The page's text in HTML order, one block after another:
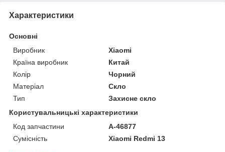
Характеристики
Основні
Виробник
Xiaomi
Країна виробник
Китай
Колір
Чорний
Матеріал
Скло
Тип
Захисне скло
Користувальницькі характеристики
Код запчастини
A-46877
Сумісність
Xiaomi Redmi 13